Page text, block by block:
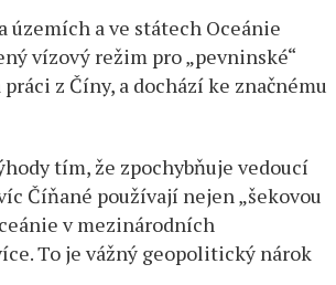
a ve státech Oceánie
vízový režim pro „pevninské“
z Číny, a dochází ke značnému
tím, že zpochybňuje vedoucí
Číňané používají nejen „šekovou
v mezinárodních
To je vážný geopolitický nárok